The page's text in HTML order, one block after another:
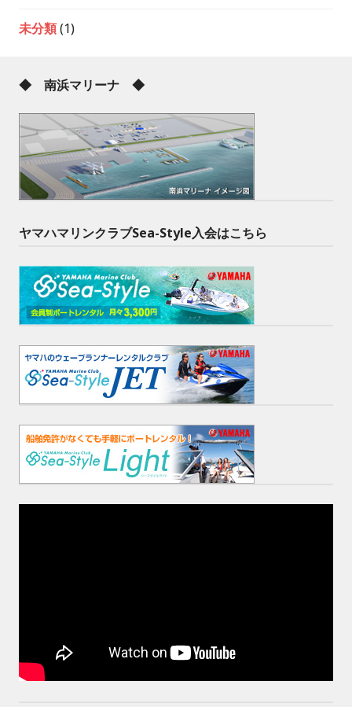
未分類(1)
◆ 南浜マリーナ ◆
ヤマハマリンクラブSea-Style入会はこちら